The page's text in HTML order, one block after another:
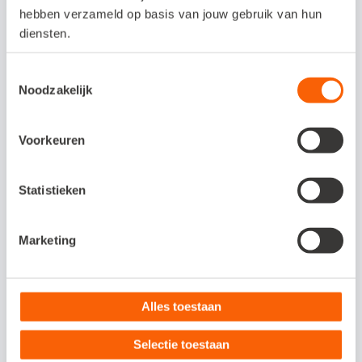
hebben verzameld op basis van jouw gebruik van hun
diensten.
Noodzakelijk
Voorkeuren
Statistieken
Marketing
Alles toestaan
Selectie toestaan
Bel LoanStreet op 088 - 88 11 222.
Slimmer en sneller
Met Snelstart kies je zelf in hoeverre je je
factureren en optimaal inzicht in je cijfers
en/of voorraadbeheer. Bekijk nu welk